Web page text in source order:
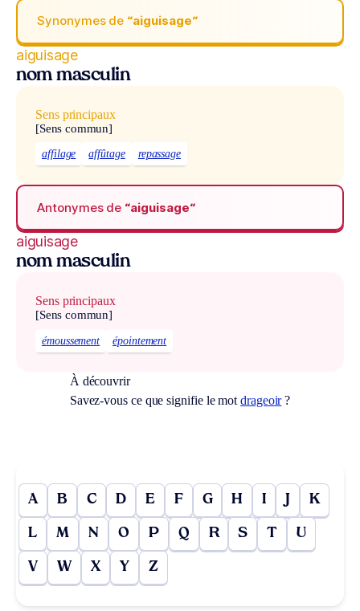
Synonymes de “aiguisage“
aiguisage
nom masculin
Sens principaux
[Sens commun]
affilage affûtage repassage
Antonymes de “aiguisage“
aiguisage
nom masculin
Sens principaux
[Sens commun]
émoussement épointement
À découvrir
Savez-vous ce que signifie le motdrageoir?
A B C D E F G H I J K
L M N O P Q R S T U
V W X Y Z